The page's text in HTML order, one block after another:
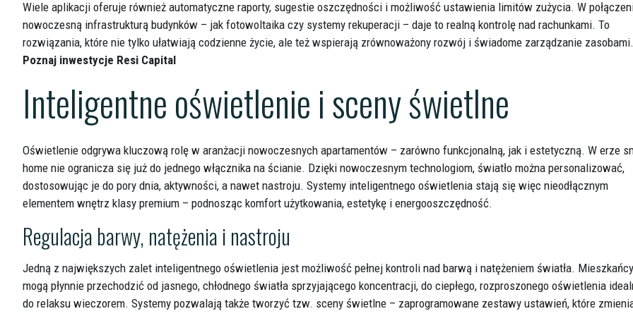
Wiele aplikacji oferuje również automatyczne raporty, sugestie oszczędności i możliwość ustawienia limitów zużycia. W
nowoczesną infrastrukturą budynków – jak fotowoltaika czy systemy rekuperacji – daje to realną kontrolę nad rachunkami. To
rozwiązania, które nie tylko ułatwiają codzienne życie, ale też wspierają zrównoważony rozwój i świadome zarządzanie zasobami.
Poznaj inwestycje Resi Capital
Inteligentne oświetlenie i sceny świetlne
Oświetlenie odgrywa kluczową rolę w aranżacji nowoczesnych apartamentów – zarówno funkcjonalną, jak i estetyczną. W erze
home nie ogranicza się już do jednego włącznika na ścianie. Dzięki nowoczesnym technologiom, światło można personalizować,
dostosowując je do pory dnia, aktywności, a nawet nastroju. Systemy inteligentnego oświetlenia stają się więc nieodłącznym
elementem wnętrz klasy premium – podnosząc komfort użytkowania, estetykę i energooszczędność.
Regulacja barwy, natężenia i nastroju
Jedną z największych zalet inteligentnego oświetlenia jest możliwość pełnej kontroli nad barwą i natężeniem światła. Mieszkańcy
mogą płynnie przechodzić od jasnego, chłodnego światła sprzyjającego koncentracji, do ciepłego, rozproszonego oświetlenia
do relaksu wieczorem. Systemy pozwalają także tworzyć tzw. sceny świetlne – zaprogramowane zestawy ustawień, które